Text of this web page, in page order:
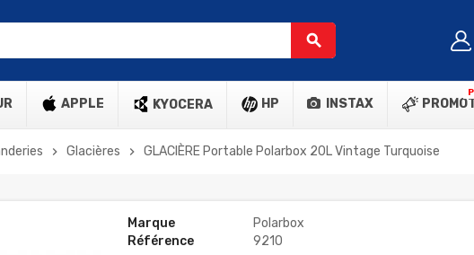
search
APPLE KYOCERA HP INSTAX
chevron_right Glacières chevron_right GLACIÈRE Portable Polarbox 20L Vintage Turquoise
Marque
Polarbox
Référence
9210